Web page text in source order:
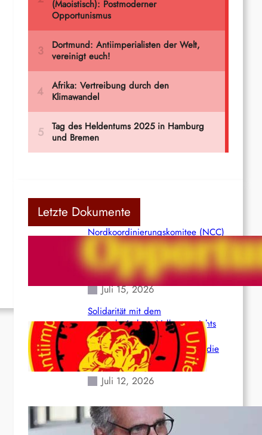
Letzte Dokumente
Nordkoordinierungskomitee (NCC)
der Kommunistischen Partei Indiens
(Maoistisch): Postmoderner
Opportunismus
Juli 15, 2026
Solidarität mit dem
venezolanischem Volk angesichts
der verlorenen Leben und der
katastrophalen Situation durch die
Erdbeben des 24. Juni!
Juli 12, 2026
Indien: „Die Politik der
Kapitulation“ von K. Murali (Ajith)